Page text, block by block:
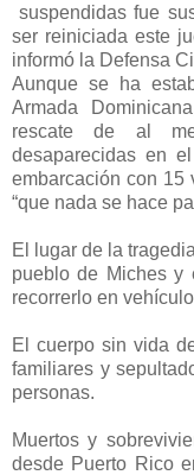
suspendidas fue
ser reiniciada este
informó la Defensa
Aunque se ha
Armada
rescate de al
desaparecidas en
embarcación con 15
“que nada se hace
El lugar de la
pueblo de Miches y
recorrerlo en
El cuerpo sin vida
familiares y
personas.
Muertos y
desde Puerto Rico